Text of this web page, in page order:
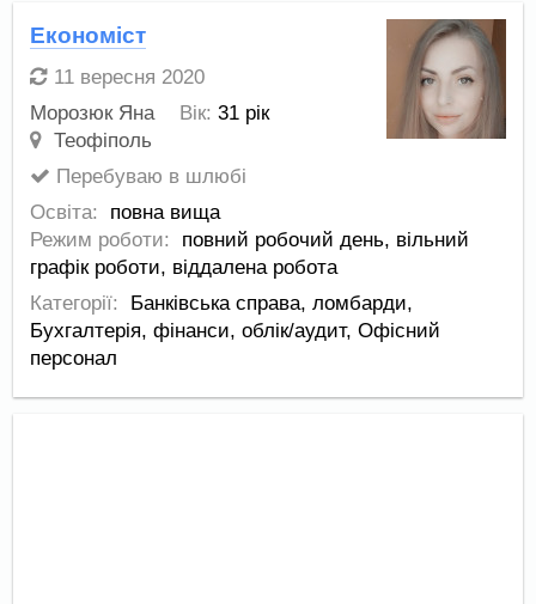
Економіст
11 вересня 2020
Морозюк Яна
Вік: 31 рік
Теофіполь
Перебуваю в шлюбі
Освіта:
повна вища
Режим роботи:
повний робочий день, вільний
графік роботи, віддалена робота
Категорії:
Банківська справа, ломбарди,
Бухгалтерія, фінанси, облік/аудит, Офісний
персонал